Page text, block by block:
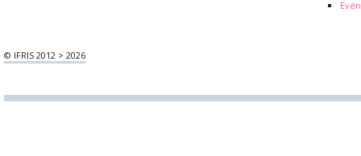
© IFRIS 2012 > 2026